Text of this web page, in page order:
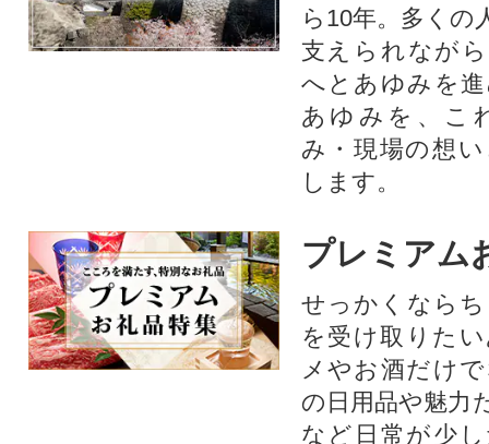
ら10年。多くの
支えられなが
へとあゆみを
あゆみを、こ
み・現場の想
します。
プレミアム
せっかくなら
を受け取りた
メやお酒だけ
の日用品や魅力
など日常が少